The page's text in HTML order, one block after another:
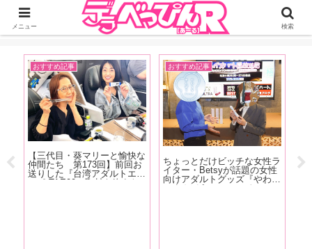
ジーオーティーが運営するちょっとHなニュースサイ。サイト内のリンクには
DMMアフィリエイトが含まれているものがあります
バ
おすすめ記事
【三代目・葵マリーと愉快な
仲間たち 第173回】前回お
送りした『台湾アダルトエキ
スポ TAE09』取材を終えた
おすすめ記事
ちょっとだけビッチな女性ラ
イター・Betsyが話題の女性
向けアダルトグッズ『やわら
かまんぼう ファースト』の
天
ー
メニュー 検索